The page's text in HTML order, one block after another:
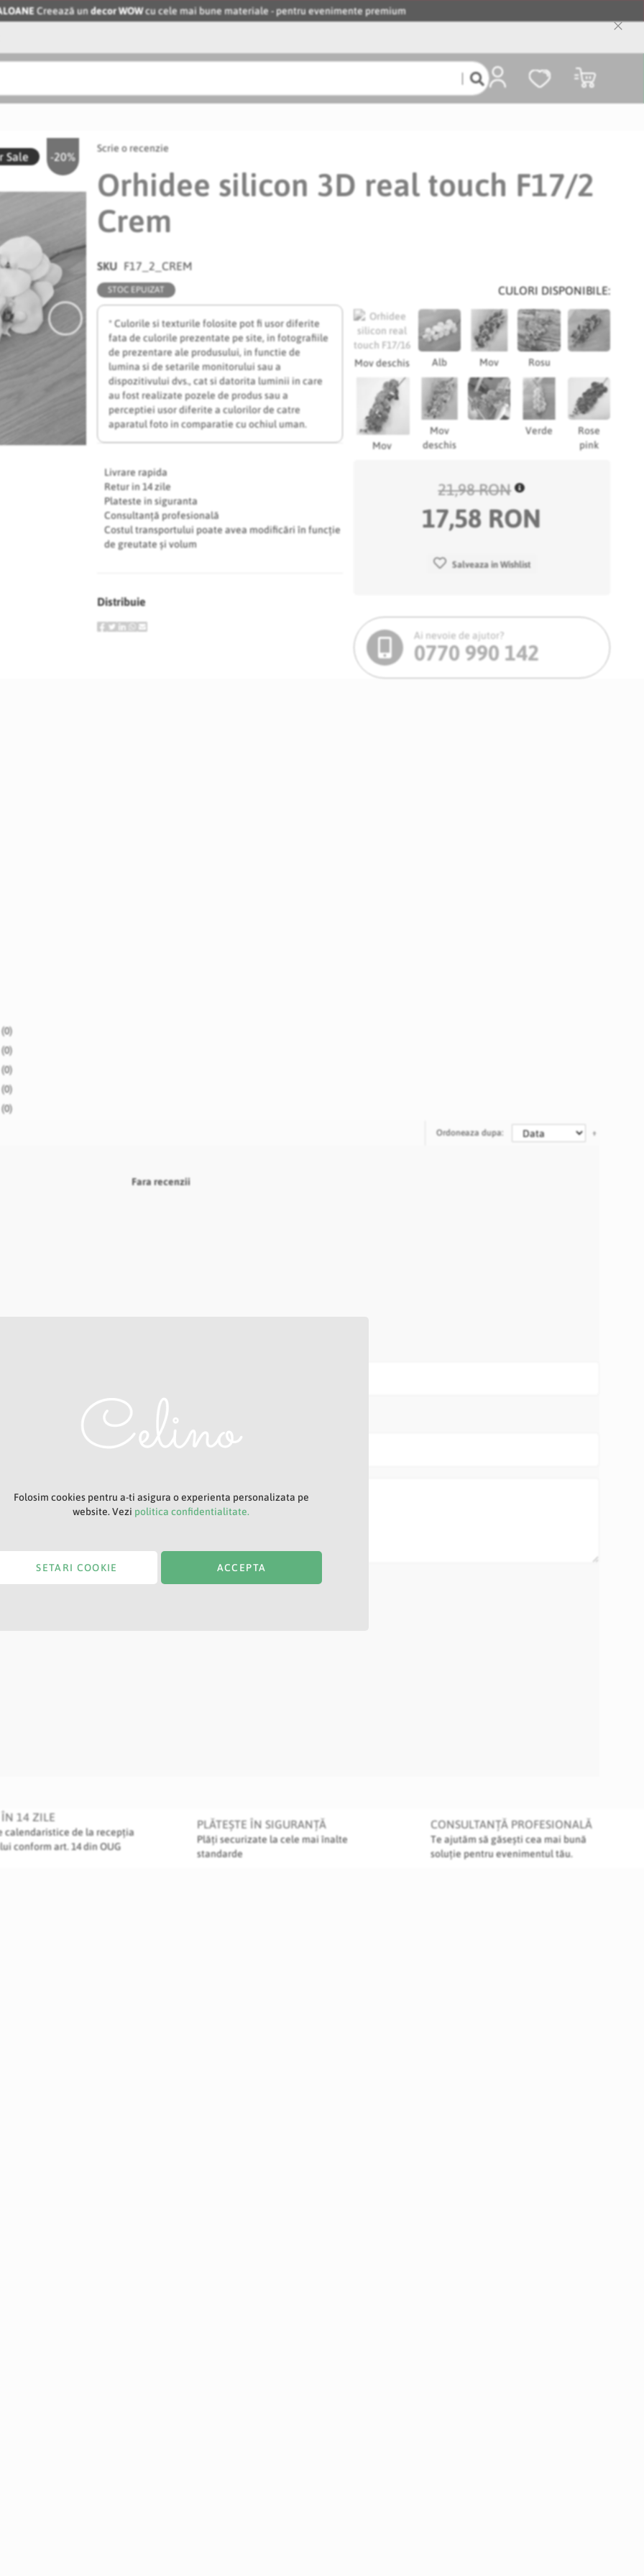
Creează undecor WOWcu cele mai bune materiale - pentru evenimente premium
Coșul meu
-20%
Sale
Scrie o recenzie
Orhidee silicon 3D real touch F17/2
Crem
SKU F17_2_CREM
STOC EPUIZAT
* Culorile si texturile folosite pot fi usor diferite
fata de culorile prezentate pe site, in fotografiile
de prezentare ale produsului, in functie de
lumina si de setarile monitorului sau a
dispozitivului dvs., cat si datorita luminii in care
au fost realizate pozele de produs sau a
perceptiei usor diferite a culorilor de catre
aparatul foto in comparatie cu ochiul uman.
Livrare rapida
Retur in 14 zile
Plateste in siguranta
Consultanță profesională
Costul transportului poate avea modificări în funcție
de greutate și volum
Distribuie
CULORI DISPONIBILE:
Mov deschis Alb Mov Rosu
Mov
Mov
deschis
Verde
Rose
pink
21,98 RON
17,58 RON
Salveaza in Wishlist
Ai nevoie de ajutor?
0770 990 142
Ordoneaza dupa:
Fara recenzii
ÎN 14 ZILE
calendaristice de la recepția
conform art. 14 din OUG
PLĂTEȘTE ÎN SIGURANȚĂ
Plăți securizate la cele mai înalte
standarde
CONSULTANȚĂ PROFESIONALĂ
Te ajutăm să găsești cea mai bună
soluție pentru evenimentul tău.
Folosim cookies pentru a-ti asigura o experienta personalizata pe
website. Vezi politica confidentialitate.
ACCEPTA
SETARI COOKIE